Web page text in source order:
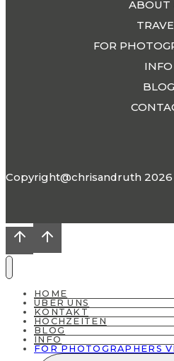
ABOUT
FOR
INFO
BLOG
Copyright@chrisandruth 2026
HOME
ÜBER UNS
KONTAKT
HOCHZEITEN
BLOG
INFO
FOR PHOTOGRAPHERS